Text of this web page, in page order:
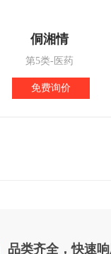
侗湘情
第5类-医药
免费询价
品类齐全，快速